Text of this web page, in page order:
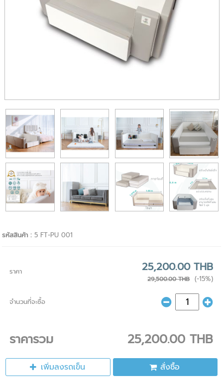
รหัสสินค้า :5 FT-PU 001
ราคา 25,200.00 THB
29,500.00 THB (-15%)
จำนวนที่จะซื้อ
ราคารวม 25,200.00 THB
เพิ่มลงรถเข็น สั่งซื้อ